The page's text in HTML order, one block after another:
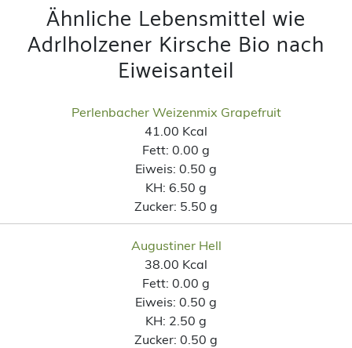
Ähnliche Lebensmittel wie
Adrlholzener Kirsche Bio nach
Eiweisanteil
Perlenbacher Weizenmix Grapefruit
41.00 Kcal
Fett: 0.00 g
Eiweis: 0.50 g
KH: 6.50 g
Zucker: 5.50 g
Augustiner Hell
38.00 Kcal
Fett: 0.00 g
Eiweis: 0.50 g
KH: 2.50 g
Zucker: 0.50 g